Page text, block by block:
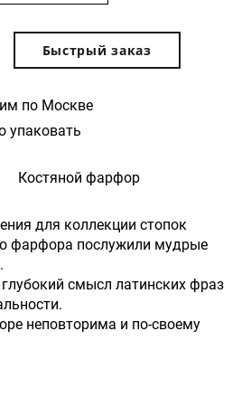
Быстрый заказ
по Москве
упаковать
Костяной фарфор
для коллекции стопок
фарфора послужили мудрые
смысл латинских фраз
неповторима и по-своему